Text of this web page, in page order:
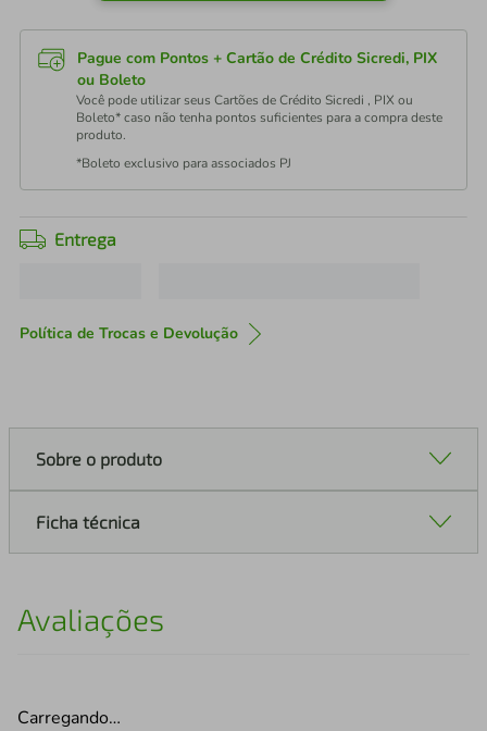
Pague com Pontos + Cartão de Crédito Sicredi, PIX
ou Boleto
Você pode utilizar seus Cartões de Crédito Sicredi , PIX ou
Boleto* caso não tenha pontos suficientes para a compra deste
produto.
*Boleto exclusivo para associados PJ
Entrega
Política de Trocas e Devolução
Sobre o produto
Ficha técnica
Avaliações
Carregando…